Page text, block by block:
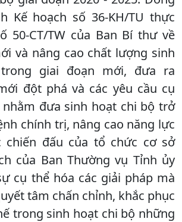
Kế hoạch số 36-KH/TU thực
50-CT/TW của Ban Bí thư về
và nâng cao chất lượng sinh
giai đoạn mới, đưa ra
đột phá và các yêu cầu cụ
đưa sinh hoạt chi bộ trở
chính trị, nâng cao năng lực
chiến đấu của tổ chức cơ sở
của Ban Thường vụ Tỉnh ủy
cụ thể hóa các giải pháp mà
tâm chấn chỉnh, khắc phục
trong sinh hoạt chi bộ những